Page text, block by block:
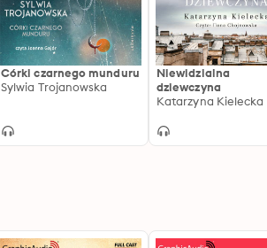
Córki czarnego munduru
Sylwia Trojanowska
Niewidzialna
dziewczyna
Katarzyna Kielecka